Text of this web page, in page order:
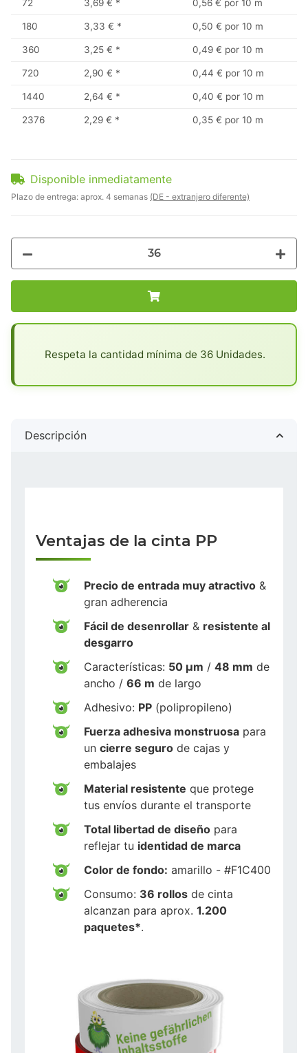
72 3,69 € * 0,56 € por 10 m
180 3,33 € * 0,50 € por 10 m
360 3,25 € * 0,49 € por 10 m
720 2,90 € * 0,44 € por 10 m
1440 2,64 € * 0,40 € por 10 m
2376 2,29 € * 0,35 € por 10 m
Disponible inmediatamente
Plazo de entrega: aprox. 4 semanas (DE - extranjero diferente)
Respeta la cantidad mínima de 36 Unidades.
Descripción
Ventajas de la cinta PP
Precio de entrada muy atractivo &
gran adherencia
Fácil de desenrollar & resistente al
desgarro
Características: 50 µm / 48 mm de
ancho / 66 m de largo
Adhesivo: PP (polipropileno)
Fuerza adhesiva monstruosa para
un cierre seguro de cajas y
embalajes
Material resistente que protege
tus envíos durante el transporte
Total libertad de diseño para
reflejar tu identidad de marca
Color de fondo: amarillo - #F1C400
Consumo: 36 rollos de cinta
alcanzan para aprox. 1.200
paquetes*.